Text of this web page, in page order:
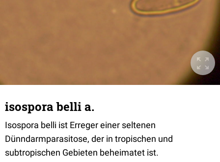
isospora belli a.
Isospora belli ist Erreger einer seltenen
Dünndarmparasitose, der in tropischen und
subtropischen Gebieten beheimatet ist.